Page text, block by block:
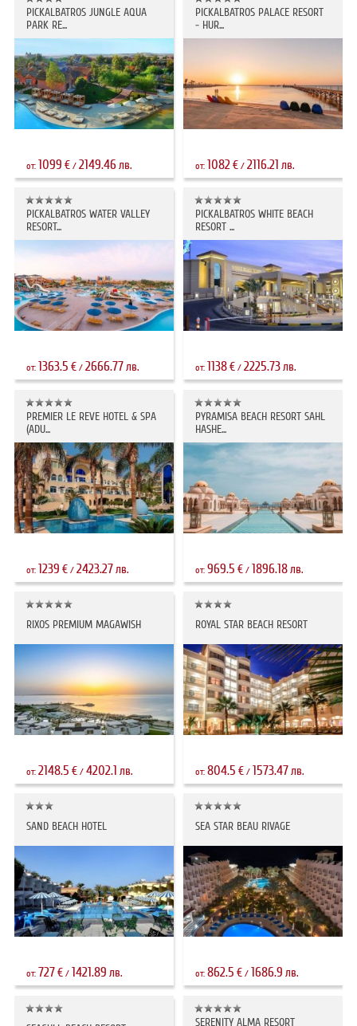
PICKALBATROS JUNGLE AQUA
PARK RE...
от: 1099 €/ 2149.46лв.
PICKALBATROS PALACE RESORT
- HUR...
от: 1082€ /2116.21 лв.
PICKALBATROS WATER VALLEY
RESORT...
от: 1363.5 €/ 2666.77лв.
PICKALBATROS WHITE BEACH
RESORT ...
от: 1138€ /2225.73лв.
PREMIER LE REVE HOTEL & SPA
(ADU...
от: 1239 €/ 2423.27 лв.
PYRAMISA BEACH RESORT SAHL
HASHE...
от:969.5 € / 1896.18 лв.
RIXOS PREMIUM MAGAWISH
от: 2148.5 €/ 4202.1 лв.
ROYAL STAR BEACH RESORT
от:804.5 € / 1573.47лв.
SAND BEACH HOTEL
от: 727€/ 1421.89 лв.
SEA STAR BEAU RIVAGE
от:862.5 € / 1686.9 лв.
SERENITY ALMA RESORT